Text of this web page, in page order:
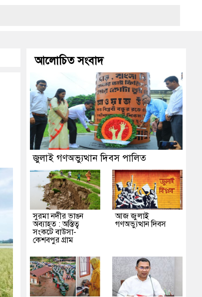
আলোচিত সংবাদ
জুলাই গণঅভ্যুত্থান দিবস পালিত
সুরমা নদীর ভাঙন
অব্যাহত : অস্তিত্ব
সংকটে বাউসা-
কেশবপুর গ্রাম
আজ জুলাই
গণঅভ্যুত্থান দিবস